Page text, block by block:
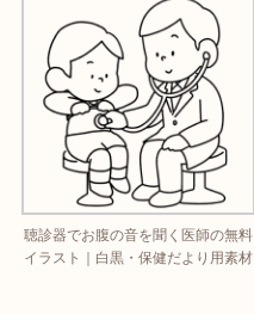
聴診器でお腹の音を聞く医師の無料
イラスト｜白黒・保健だより用素材